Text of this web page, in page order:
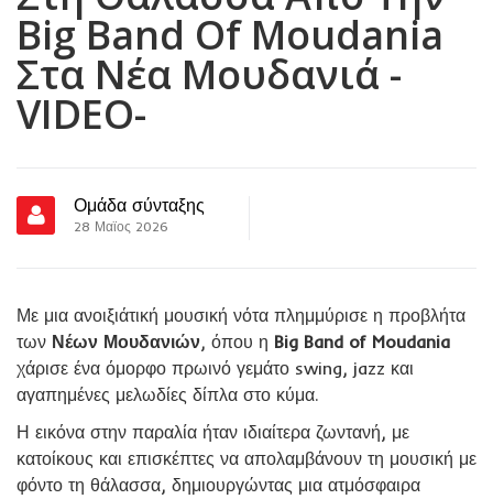
Big Band Of Moudania
Στα Νέα Μουδανιά -
VIDEO-
Ομάδα σύνταξης
28 Μαϊος 2026
Με μια ανοιξιάτική μουσική νότα πλημμύρισε η προβλήτα
των Νέων Μουδανιών, όπου η Big Band of Moudania
χάρισε ένα όμορφο πρωινό γεμάτο swing, jazz και
αγαπημένες μελωδίες δίπλα στο κύμα.
Η εικόνα στην παραλία ήταν ιδιαίτερα ζωντανή, με
κατοίκους και επισκέπτες να απολαμβάνουν τη μουσική με
φόντο τη θάλασσα, δημιουργώντας μια ατμόσφαιρα